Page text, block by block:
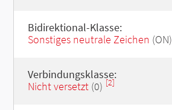
Bidirektional-Klasse:
Sonstiges neutrale Zeichen (ON)
Verbindungsklasse:
Nicht versetzt(0) [2]